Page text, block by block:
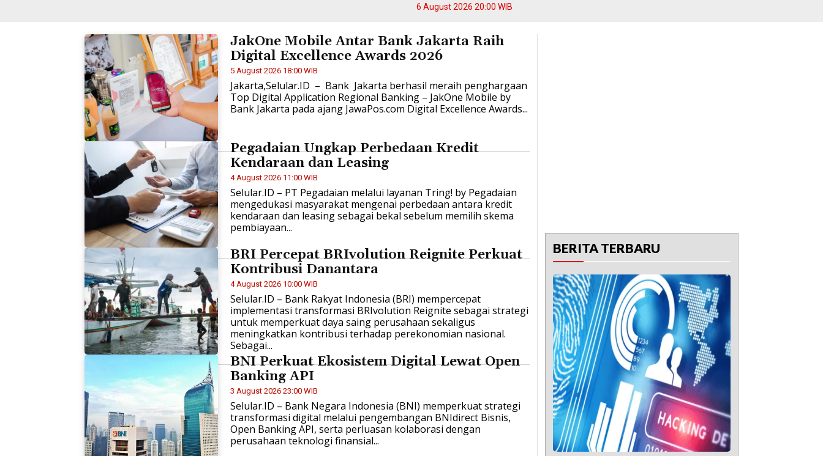
6 August 2026 20:00 WIB
JakOne Mobile Antar Bank Jakarta Raih
Digital Excellence Awards 2026
5 August 2026 18:00 WIB
Jakarta,Selular.ID – Bank Jakarta berhasil meraih penghargaan
Top Digital Application Regional Banking – JakOne Mobile by
Bank Jakarta pada ajang JawaPos.com Digital Excellence Awards...
Pegadaian Ungkap Perbedaan Kredit
Kendaraan dan Leasing
4 August 2026 11:00 WIB
Selular.ID – PT Pegadaian melalui layanan Tring! by Pegadaian
mengedukasi masyarakat mengenai perbedaan antara kredit
kendaraan dan leasing sebagai bekal sebelum memilih skema
pembiayaan...
BRI Percepat BRIvolution Reignite Perkuat
Kontribusi Danantara
4 August 2026 10:00 WIB
Selular.ID – Bank Rakyat Indonesia (BRI) mempercepat
implementasi transformasi BRIvolution Reignite sebagai strategi
untuk memperkuat daya saing perusahaan sekaligus
meningkatkan kontribusi terhadap perekonomian nasional.
Sebagai...
BNI Perkuat Ekosistem Digital Lewat Open
Banking API
3 August 2026 23:00 WIB
Selular.ID – Bank Negara Indonesia (BNI) memperkuat strategi
transformasi digital melalui pengembangan BNIdirect Bisnis,
Open Banking API, serta perluasan kolaborasi dengan
perusahaan teknologi finansial...
BERITA TERBARU